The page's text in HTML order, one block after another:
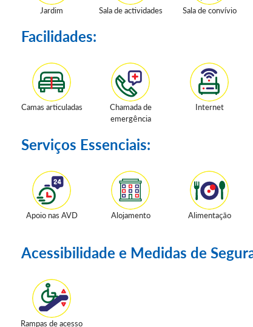
Jardim Sala de actividades Sala de convívio
Facilidades:
Camas articuladas
Chamada de
emergência
Internet
Serviços Essenciais:
Apoio nas AVD Alojamento Alimentação
Acessibilidade e Medidas de
Rampas de acesso